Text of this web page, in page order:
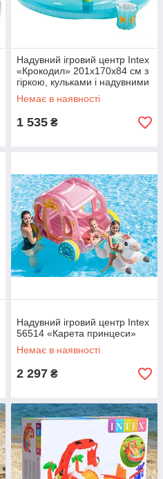
Надувний ігровий центр Intex
«Крокодил» 201х170х84 см з
гіркою, кульками і надувними
кільцями 160 л (57165)
Немає в наявності
1 535 ₴
Надувний ігровий центр Intex
56514 «Карета принцеси»
Немає в наявності
2 297 ₴